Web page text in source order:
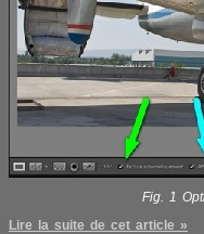
Fig. 1
Lire la suite de cet article »